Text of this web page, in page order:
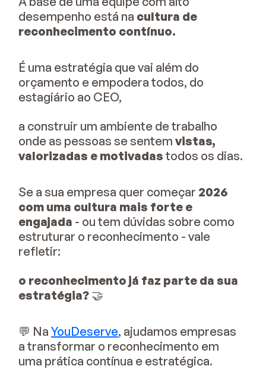
desempenho está na cultura de
reconhecimento contínuo.
É uma estratégia que vai além do
orçamento e empodera todos, do
estagiário ao CEO,
a construir um ambiente de trabalho
onde as pessoas se sentem vistas,
valorizadas e motivadas todos os dias.
Se a sua empresa quer começar 2026
com uma cultura mais forte e
engajada - ou tem dúvidas sobre como
estruturar o reconhecimento - vale
refletir:
o reconhecimento já faz parte da sua
estratégia? 🤝
💬 Na YouDeserve, ajudamos empresas
a transformar o reconhecimento em
uma prática contínua e estratégica.